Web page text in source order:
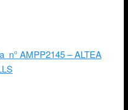
n° AMPP2145 – ALTEA